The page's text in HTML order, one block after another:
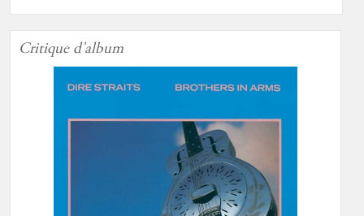
Critique d'album